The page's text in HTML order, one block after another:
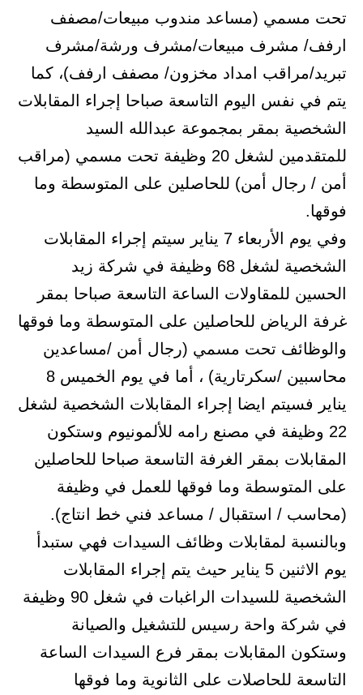
تحت مسمي (مساعد مندوب مبيعات/مصفف
ارفف/ مشرف مبيعات/مشرف ورشة/مشرف
تبريد/مراقب امداد مخزون/ مصفف ارفف)، كما
يتم في نفس اليوم التاسعة صباحا إجراء المقابلات
الشخصية بمقر بمجموعة عبدالله السيد
للمتقدمين لشغل 20 وظيفة تحت مسمي (مراقب
أمن / رجال أمن) للحاصلين على المتوسطة وما
فوقها.
وفي يوم الأربعاء 7 يناير سيتم إجراء المقابلات
الشخصية لشغل 68 وظيفة في شركة زيد
الحسين للمقاولات الساعة التاسعة صباحا بمقر
غرفة الرياض للحاصلين على المتوسطة وما فوقها
والوظائف تحت مسمي (رجال أمن /مساعدين
محاسبين /سكرتارية) ، أما في يوم الخميس 8
يناير فسيتم ايضا إجراء المقابلات الشخصية لشغل
22 وظيفة في مصنع رامه للألمونيوم وستكون
المقابلات بمقر الغرفة التاسعة صباحا للحاصلين
على المتوسطة وما فوقها للعمل في وظيفة
(محاسب / استقبال / مساعد فني خط انتاج).
وبالنسبة لمقابلات وظائف السيدات فهي ستبدأ
يوم الاثنين 5 يناير حيث يتم إجراء المقابلات
الشخصية للسيدات الراغبات في شغل 90 وظيفة
في شركة واحة رسيس للتشغيل والصيانة
وستكون المقابلات بمقر فرع السيدات الساعة
التاسعة للحاصلات على الثانوية وما فوقها